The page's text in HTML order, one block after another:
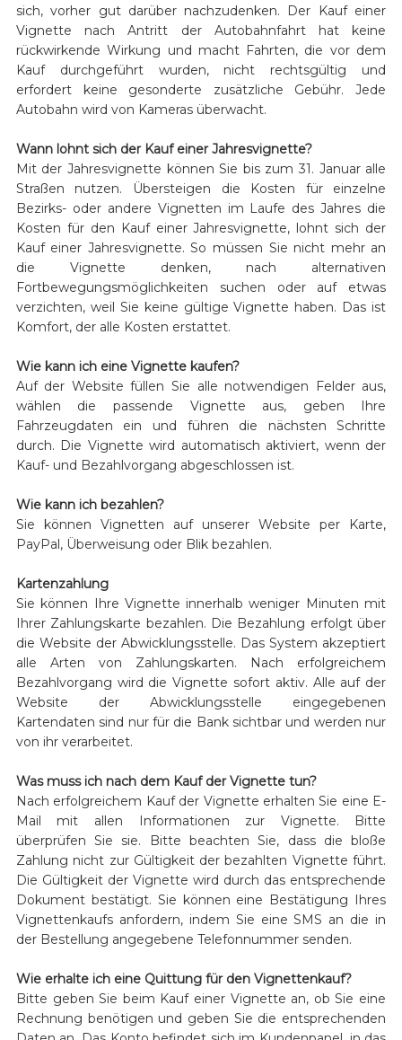
sich, vorher gut darüber nachzudenken. Der Kauf einer
Vignette nach Antritt der Autobahnfahrt hat keine
rückwirkende Wirkung und macht Fahrten, die vor dem
Kauf durchgeführt wurden, nicht rechtsgültig und
erfordert keine gesonderte zusätzliche Gebühr. Jede
Autobahn wird von Kameras überwacht.
Wann lohnt sich der Kauf einer Jahresvignette?
Mit der Jahresvignette können Sie bis zum 31. Januar alle
Straßen nutzen. Übersteigen die Kosten für einzelne
Bezirks- oder andere Vignetten im Laufe des Jahres die
Kosten für den Kauf einer Jahresvignette, lohnt sich der
Kauf einer Jahresvignette. So müssen Sie nicht mehr an
die Vignette denken, nach alternativen
Fortbewegungsmöglichkeiten suchen oder auf etwas
verzichten, weil Sie keine gültige Vignette haben. Das ist
Komfort, der alle Kosten erstattet.
Wie kann ich eine Vignette kaufen?
Auf der Website füllen Sie alle notwendigen Felder aus,
wählen die passende Vignette aus, geben Ihre
Fahrzeugdaten ein und führen die nächsten Schritte
durch. Die Vignette wird automatisch aktiviert, wenn der
Kauf- und Bezahlvorgang abgeschlossen ist.
Wie kann ich bezahlen?
Sie können Vignetten auf unserer Website per Karte,
PayPal, Überweisung oder Blik bezahlen.
Kartenzahlung
Sie können Ihre Vignette innerhalb weniger Minuten mit
Ihrer Zahlungskarte bezahlen. Die Bezahlung erfolgt über
die Website der Abwicklungsstelle. Das System akzeptiert
alle Arten von Zahlungskarten. Nach erfolgreichem
Bezahlvorgang wird die Vignette sofort aktiv. Alle auf der
Website der Abwicklungsstelle eingegebenen
Kartendaten sind nur für die Bank sichtbar und werden nur
von ihr verarbeitet.
Was muss ich nach dem Kauf der Vignette tun?
Nach erfolgreichem Kauf der Vignette erhalten Sie eine E-
Mail mit allen Informationen zur Vignette. Bitte
überprüfen Sie sie. Bitte beachten Sie, dass die bloße
Zahlung nicht zur Gültigkeit der bezahlten Vignette führt.
Die Gültigkeit der Vignette wird durch das entsprechende
Dokument bestätigt. Sie können eine Bestätigung Ihres
Vignettenkaufs anfordern, indem Sie eine SMS an die in
der Bestellung angegebene Telefonnummer senden.
Wie erhalte ich eine Quittung für den Vignettenkauf?
Bitte geben Sie beim Kauf einer Vignette an, ob Sie eine
Rechnung benötigen und geben Sie die entsprechenden